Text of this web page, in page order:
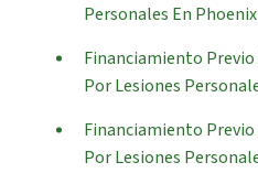
Personales En Phoenix
Financiamiento Previo
Por Lesiones
Financiamiento Previo
Por Lesiones